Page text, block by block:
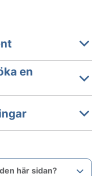
en
här sidan?